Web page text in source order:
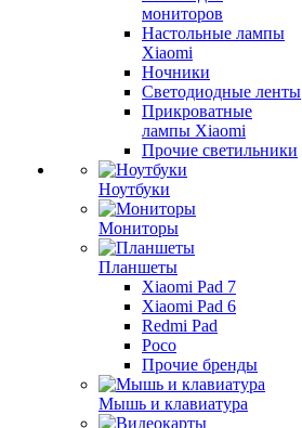
мониторов
Настольные лампы
Xiaomi
Ночники
Светодиодные ленты
Прикроватные
лампы Xiaomi
Прочие светильники
Ноутбуки
Мониторы
Планшеты
Xiaomi Pad 7
Xiaomi Pad 6
Redmi Pad
Poco
Прочие бренды
Мышь и клавиатура